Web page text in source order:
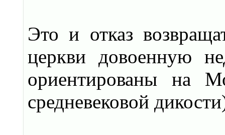
Это и отказ
церкви довоенную
ориентированы на
средневековой